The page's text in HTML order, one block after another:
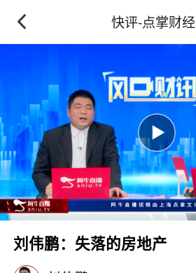
快评-点掌财经
刘伟鹏：失落的房地产